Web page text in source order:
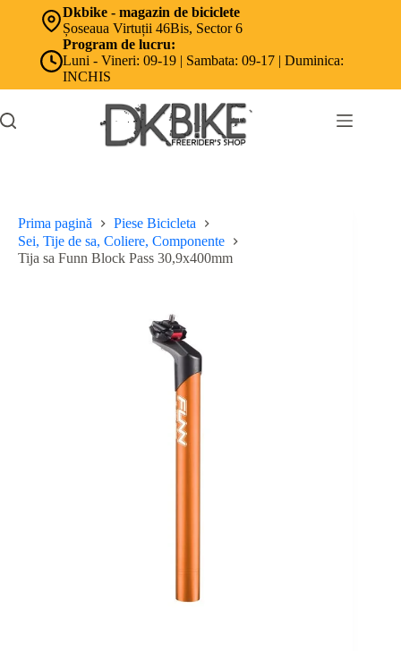
Dkbike - magazin de biciclete
Șoseaua Virtuții 46Bis, Sector 6
Program de lucru:
Luni - Vineri: 09-19 | Sambata: 09-17 | Duminica:
INCHIS
Prima pagină
Piese Bicicleta
Sei, Tije de sa, Coliere, Componente
Tija sa Funn Block Pass 30,9x400mm